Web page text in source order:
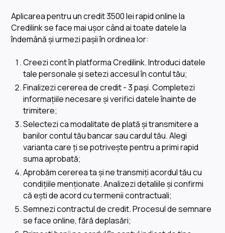
Aplicarea pentru un credit 3500 lei rapid online la
Credilink se face mai ușor când ai toate datele la
îndemână și urmezi pașii în ordinea lor:
Creezi cont în platforma Credilink. Introduci datele
tale personale și setezi accesul în contul tău;
Finalizezi cererea de credit - 3 pași. Completezi
informațiile necesare și verifici datele înainte de
trimitere;
Selectezi ca modalitate de plată și transmitere a
banilor contul tău bancar sau cardul tău. Alegi
varianta care ți se potrivește pentru a primi rapid
suma aprobată;
Aprobăm cererea ta și ne transmiți acordul tău cu
condițiile menționate. Analizezi detaliile și confirmi
că ești de acord cu termenii contractuali;
Semnezi contractul de credit. Procesul de semnare
se face online, fără deplasări;